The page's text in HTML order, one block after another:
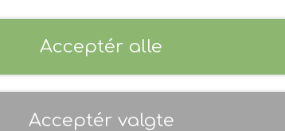
Acceptér alle
Acceptér valgte